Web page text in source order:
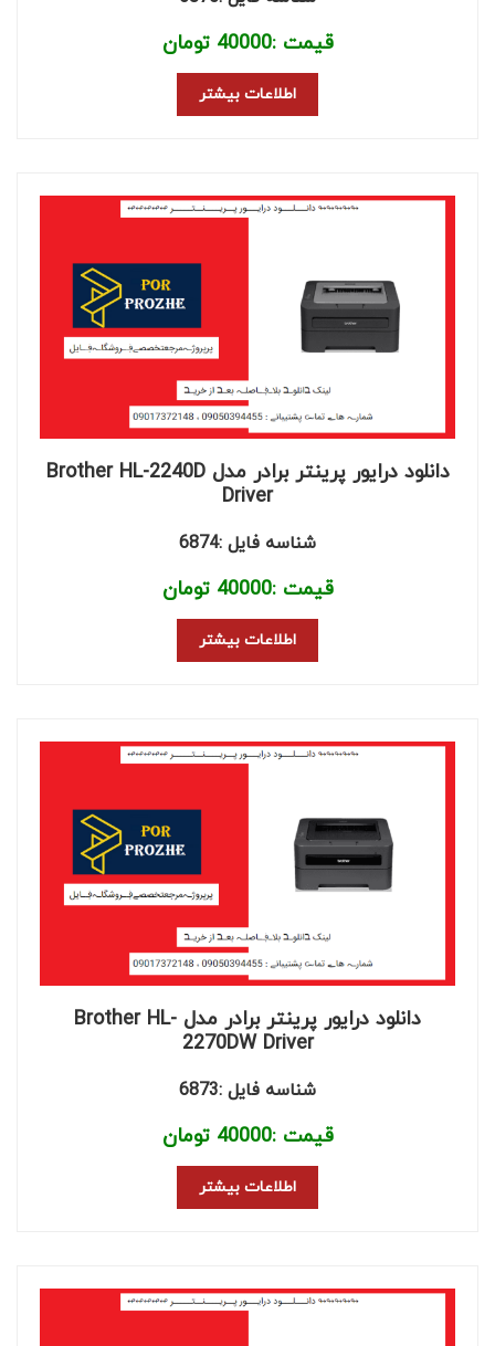
قیمت :40000 تومان
اطلاعات بیشتر
دانلود درایور پرینتر برادر مدل Brother HL-2240D
Driver
شناسه فایل :6874
قیمت :40000 تومان
اطلاعات بیشتر
دانلود درایور پرینتر برادر مدل Brother HL-
2270DW Driver
شناسه فایل :6873
قیمت :40000 تومان
اطلاعات بیشتر